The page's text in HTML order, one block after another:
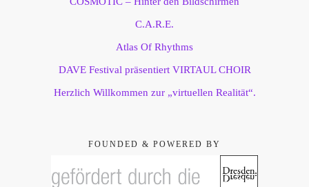
C.A.R.E.
Atlas Of Rhythms
DAVE Festival präsentiert VIRTAUL CHOIR
Herzlich Willkommen zur „virtuellen Realität“.
FOUNDED & POWERED BY